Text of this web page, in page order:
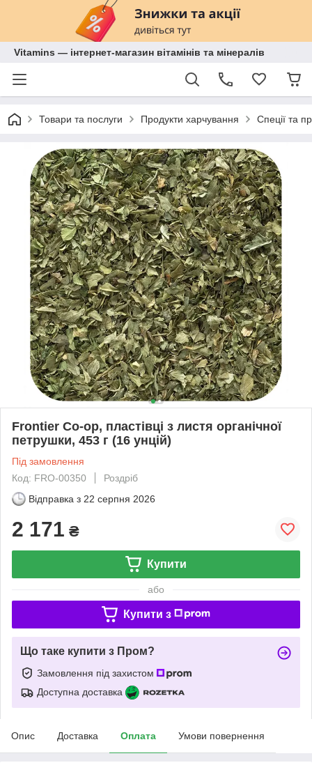
Vitamins — інтернет-магазин вітамінів та мінералів
Товари та послуги Продукти харчування Спеції та
Frontier Co-op, пластівці з листя органічної
петрушки, 453 г (16 унцій)
Під замовлення
Код: FRO-00350
Роздріб
Відправка з 22 серпня 2026
2 171 ₴
Купити
або
Купити з
Що таке купити з Пром?
Замовлення під захистом
Доступна доставка
Опис Доставка Оплата Умови повернення